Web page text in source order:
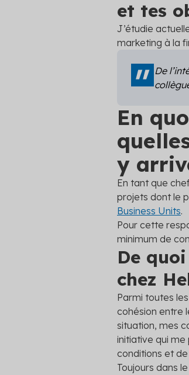
et tes
J’étudie
marketing à la
De
En
y
En tant que
projets dont le
Business Units.
Pour cette
minimum de
De
chez
Parmi toutes
cohésion entre
situation, mes
initiative qui
conditions et
Toujours dans